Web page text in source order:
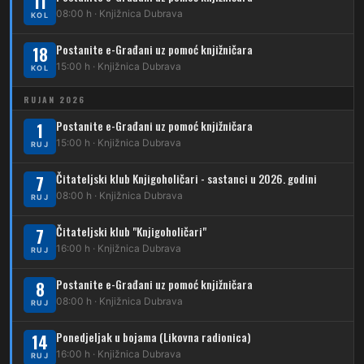
210 Dubrava – Stud. grad – Klin
213
214 Koledinečka – Resnički gaj
223 Dubrava – Trnovčica – Dubec
230 Dubrava – Granešinski Novaki
232 Dubrava – Jazbina
269
DUBEC
212
223 Dubec – Trnovčica – Dubrava
224 Dubec – Novoselec
34 Dubec – Ljubljanica – Noćna linija
Karta tramvajskih linija
KOL 08:00 h · Knjižnica Dubrava
18
KOL
Postanite e-Građani uz pomoć knjižničara
15:00 h · Knjižnica Dubrava
RUJAN 2026
1
RUJ
Postanite e-Građani uz pomoć knjižničara
15:00 h · Knjižnica Dubrava
7
RUJ
Čitateljski klub Knjigoholičari - sastanci u 2026. godini
08:00 h · Knjižnica Dubrava
7
RUJ
Čitateljski klub "Knjigoholičari"
16:00 h · Knjižnica Dubrava
8
RUJ
Postanite e-Građani uz pomoć knjižničara
08:00 h · Knjižnica Dubrava
14
RUJ
Ponedjeljak u bojama (Likovna radionica)
16:00 h · Knjižnica Dubrava